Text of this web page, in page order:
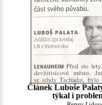
Článek Luboše
týkal i